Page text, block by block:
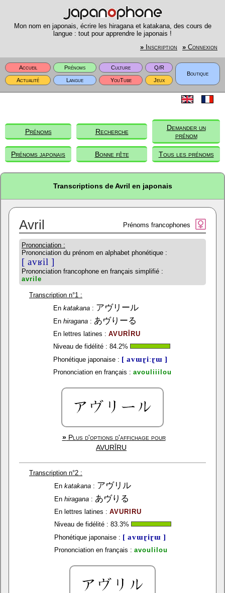
Mon nom en japonais, écrire les hiragana et katakana, des cours de
langue : tout pour apprendre le japonais !
» Inscription » Connexion
Accueil Prénoms Culture
Q/R
Boutique
Actualité
Langue YouTube Jeux
Prénoms Recherche
Demander un
prénom
Prénoms japonais Bonne fête Tous les prénoms
Transcriptions de Avril en japonais
Avril Prénoms francophones
Prononciation :
Prononciation du prénom en alphabet phonétique :
[ avʁil ]
Prononciation francophone en français simplifié :
avrile
Transcription n°1 :
En katakana : アヴリール
En hiragana : あヴりーる
En lettres latines : AVURĪRU
Niveau de fidélité : 84.2%
Phonétique japonaise : [ avɯɽiːɽɯ ]
Prononciation en français : avouliiilou
»Plus d'options d'affichage pour
AVURĪRU
Transcription n°2 :
En katakana: アヴリル
En hiragana: あヴりる
En lettres latines : AVURIRU
Niveau de fidélité : 83.3%
Phonétique japonaise : [ avɯɽiɽɯ ]
Prononciation en français : avoulilou